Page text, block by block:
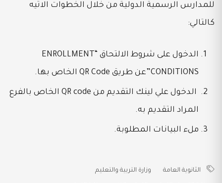
للمدارس الرسمية الدولية من خلال الخطوات الاتيه
كالتالي:
الدخول على شروط الالتحاق “ENROLLMENT
CONDITIONS”عن طريق QR Code الخاص بها.
الدخول علي لينك التقديم من QR code الخاص بالفرع
المراد التقديم به.
ملء البيانات المطلوبة.
الثانوية العامة وزارة التربية والتعليم